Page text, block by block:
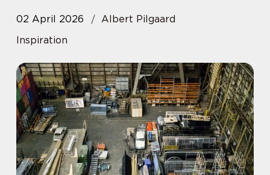
02 April 2026
Albert Pilgaard
Inspiration